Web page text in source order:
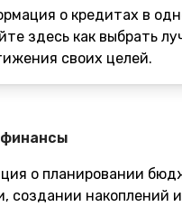
о кредитах в
здесь как выбрать
своих целей.
о планировании
создании накоплений